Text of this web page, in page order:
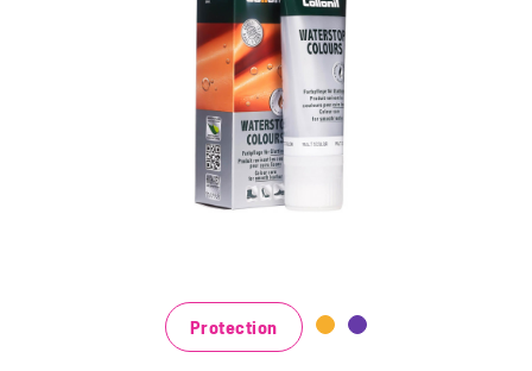
Crème de couleur colorée
et d'imprégnation
Maintient tous les matériaux de cuir lisse et
de haute technologie avec effet
d'imprégnation
bleu, vert et rouge
Protection